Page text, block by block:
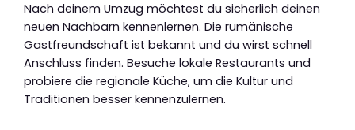
Nach deinem Umzug möchtest du sicherlich deinen
neuen Nachbarn kennenlernen. Die rumänische
Gastfreundschaft ist bekannt und du wirst schnell
Anschluss finden. Besuche lokale Restaurants und
probiere die regionale Küche, um die Kultur und
Traditionen besser kennenzulernen.